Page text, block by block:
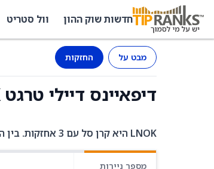
חדשות שוק ההון וול סטריט
מבט על החזקות
דיפאיינס דיילי טרגט 2X לונג NOK (LNOK) - החזקות
LNOK היא קרן סל עם 3 אחזקות. בין האחזקות המובילות: N/A ב-74.18%, USD_CASH ב-17.70%, FGXXX ב-8.13%.
מספר ניירות